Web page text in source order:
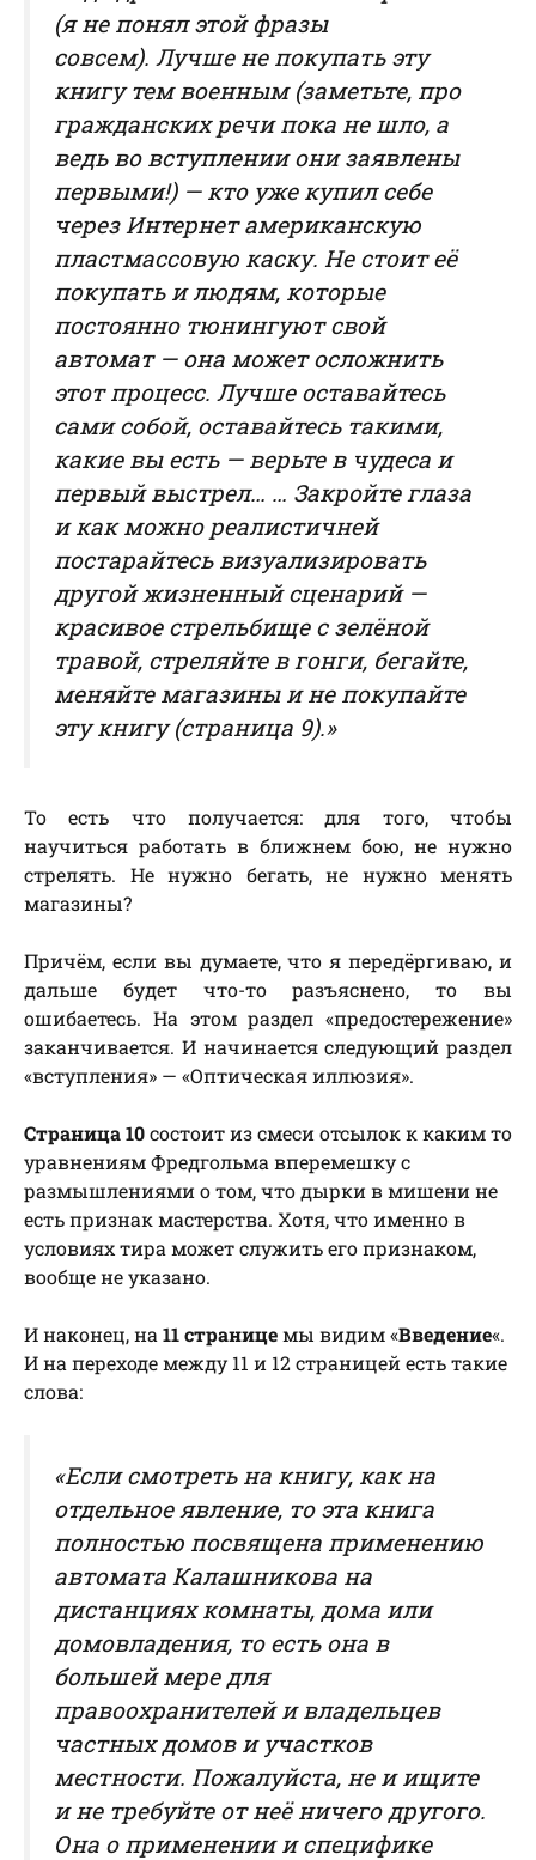
(я не понял этой фразы
совсем). Лучше не покупать эту
книгу тем военным (заметьте, про
гражданских речи пока не шло, а
ведь во вступлении они заявлены
первыми!) — кто уже купил себе
через Интернет американскую
пластмассовую каску. Не стоит её
покупать и людям, которые
постоянно тюнингуют свой
автомат — она может осложнить
этот процесс. Лучше оставайтесь
сами собой, оставайтесь такими,
какие вы есть — верьте в чудеса и
первый выстрел… … Закройте глаза
и как можно реалистичней
постарайтесь визуализировать
другой жизненный сценарий —
красивое стрельбище с зелёной
травой, стреляйте в гонги, бегайте,
меняйте магазины и не покупайте
эту книгу (страница 9).»
То есть что получается: для того, чтобы
научиться работать в ближнем бою, не нужно
стрелять. Не нужно бегать, не нужно менять
магазины?
Причём, если вы думаете, что я передёргиваю, и
дальше будет что-то разъяснено, то вы
ошибаетесь. На этом раздел «предостережение»
заканчивается. И начинается следующий раздел
«вступления» — «Оптическая иллюзия».
Страница 10состоит из смеси отсылок к каким то
уравнениям Фредгольма вперемешку с
размышлениями о том, что дырки в мишени не
есть признак мастерства. Хотя, что именно в
условиях тира может служить его признаком,
вообще не указано.
И наконец, на 11 страницемы видим «Введение«.
И на переходе между 11 и 12 страницей есть такие
слова:
«Если смотреть на книгу, как на
отдельное явление, то эта книга
полностью посвящена применению
автомата Калашникова на
дистанциях комнаты, дома или
домовладения, то есть она в
большей мере для
правоохранителей и владельцев
частных домов и участков
местности. Пожалуйста, не и ищите
и не требуйте от неё ничего другого.
Она о применении и специфике